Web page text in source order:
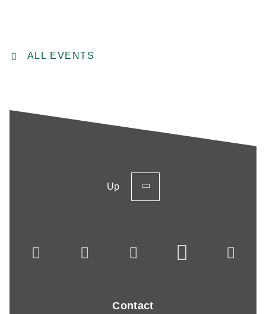
ALL EVENTS
Up
Contact